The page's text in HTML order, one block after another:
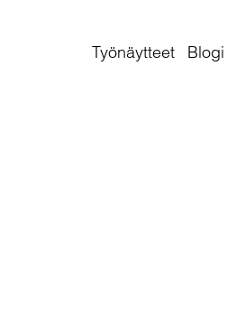
Työnäytteet Blogi